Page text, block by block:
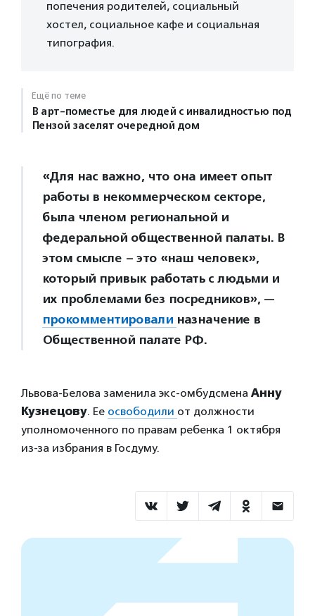
попечения родителей, социальный
хостел, социальное кафе и социальная
типография.
Ещё по теме
В арт-поместье для людей с инвалидностью под
Пензой заселят очередной дом
«Для нас важно, что она имеет опыт
работы в некоммерческом секторе,
была членом региональной и
федеральной общественной палаты. В
этом смысле – это «наш человек»,
который привык работать с людьми и
их проблемами без посредников», —
прокомментировали назначение в
Общественной палате РФ.
Львова-Белова заменила экс-омбудсмена Анну
Кузнецову. Ее освободили от должности
уполномоченного по правам ребенка 1 октября
из-за избрания в Госдуму.